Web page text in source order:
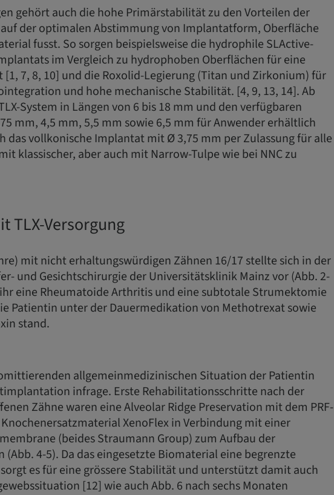
gehört auch die hohe Primärstabilität zu den Vorteilen der
der optimalen Abstimmung von Implantatform, Oberfläche
fusst. So sorgen beispielsweise die hydrophile SLActive-
im Vergleich zu hydrophoben Oberflächen für eine
7, 8, 10] und die Roxolid-Legierung (Titan und Zirkonium) für
und hohe mechanische Stabilität. [4, 9, 13, 14]. Ab
System in Längen von 6 bis 18 mm und den verfügbaren
mm, 4,5 mm, 5,5 mm sowie 6,5 mm für Anwender erhältlich
das vollkonische Implantat mit Ø 3,75 mm per Zulassung für alle
klassischer, aber auch mit Narrow-Tulpe wie bei NNC zu
TLX-Versorgung
mit nicht erhaltungswürdigen Zähnen 16/17 stellte sich in der
und Gesichtschirurgie der Universitätsklinik Mainz vor (Abb. 2-
eine Rheumatoide Arthritis und eine subtotale Strumektomie
Patientin unter der Dauermedikation von Metho­trexat sowie
stand.
allgemeinmedizinischen Situation der Patientin
infrage. Erste Rehabilitationsschritte nach der
Zähne waren eine Alveolar Ridge Preservation mit dem PRF-
XenoFlex in Verbindung mit einer
(beides Straumann Group) zum Aufbau der
4-5). Da das eingesetzte Biomaterial eine begrenzte
es für eine grössere Stabilität und unterstützt damit auch
[12] wie auch Abb. 6 nach sechs Monaten